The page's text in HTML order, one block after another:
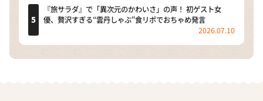
『旅サラダ』で「異次元のかわいさ」の声！ 初ゲスト女
優、贅沢すぎる“雲丹しゃぶ”食リポでおちゃめ発言
2026.07.10